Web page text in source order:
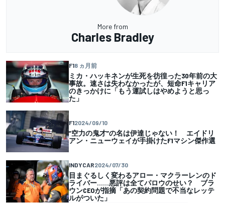
More from
Charles Bradley
F18 ヵ月前
ミカ・ハッキネンが生死を彷徨った30年前の大
事故。速さは失わなかったが、短命F1キャリア
のきっかけに「もう運試しはやめようと思っ
た」
F12024/09/10
”空力の鬼才”の名は伊達じゃない！ エイドリ
アン・ニューウェイが手掛けたF1マシン傑作選
INDYCAR2024/07/30
目まぐるしく変わるアロー・マクラーレンのド
ライバー……悪評は全てパロウのせい？ ブラ
ウンCEOが指摘「あの契約問題で不当なレッテ
ルがついた」